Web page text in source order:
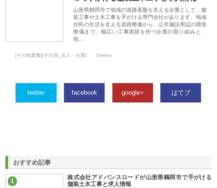
山形県鶴岡市で地域の道路基盤を支える企業として、舗
装工事や土木工事を手がける専門会社があります。地域
住民の生活を支える道路整備から、公共施設周辺の環境
整備まで、幅広い工事実績を持つ企業の取り組みと、
地…
[その他業種][その他_法人・企業] 0views
twitter facebook google+ はてブ
おすすめ記事
1
株式会社アドバンスロードが山形県鶴岡市で手がける
舗装土木工事と求人情報